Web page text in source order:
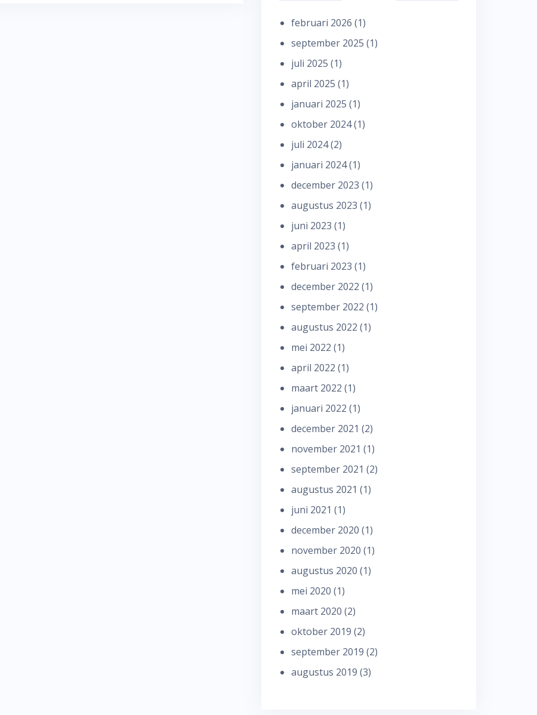
februari 2026 (1)
september 2025 (1)
juli 2025 (1)
april 2025 (1)
januari 2025 (1)
oktober 2024(1)
juli 2024(2)
januari 2024(1)
december 2023 (1)
augustus 2023 (1)
juni 2023 (1)
april 2023 (1)
februari 2023 (1)
december 2022 (1)
september 2022 (1)
augustus 2022 (1)
mei 2022 (1)
april 2022 (1)
maart 2022 (1)
januari 2022 (1)
december 2021 (2)
november 2021 (1)
september 2021 (2)
augustus 2021 (1)
juni 2021 (1)
december 2020 (1)
november 2020 (1)
augustus 2020 (1)
mei 2020 (1)
maart 2020 (2)
oktober 2019 (2)
september 2019 (2)
augustus 2019 (3)